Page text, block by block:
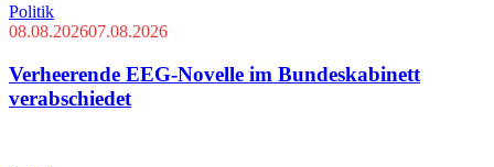
Politik
08.08.202607.08.2026
Verheerende EEG-Novelle im Bundeskabinett
verabschiedet